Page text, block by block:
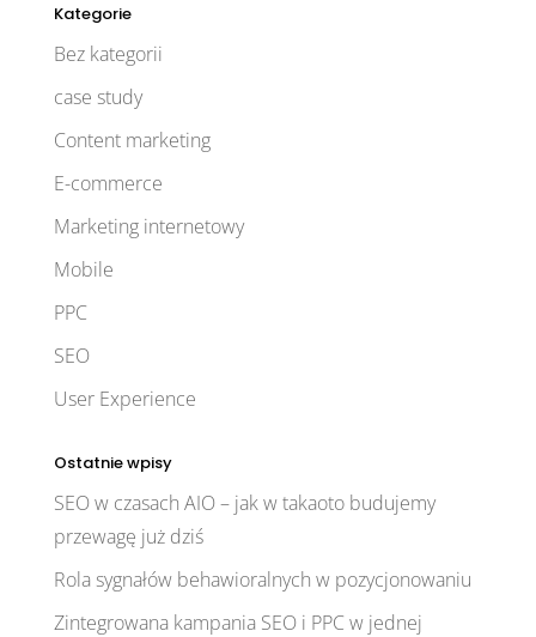
Kategorie
Bez kategorii
case study
Content marketing
E-commerce
Marketing internetowy
Mobile
PPC
SEO
User Experience
Ostatnie wpisy
SEO w czasach AIO – jak w takaoto budujemy
przewagę już dziś
Rola sygnałów behawioralnych w pozycjonowaniu
Zintegrowana kampania SEO i PPC w jednej